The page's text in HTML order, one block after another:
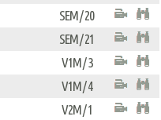
SEM / 20
SEM / 21
V1M / 3
V1M / 4
V2M / 1